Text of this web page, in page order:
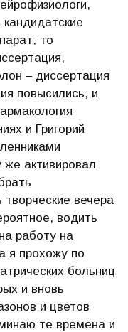
то
– диссертация
повысились, и
и Григорий
активировал
вечера
водить
работу на
я прохожу по
больниц
и вновь
и цветов
те времена и